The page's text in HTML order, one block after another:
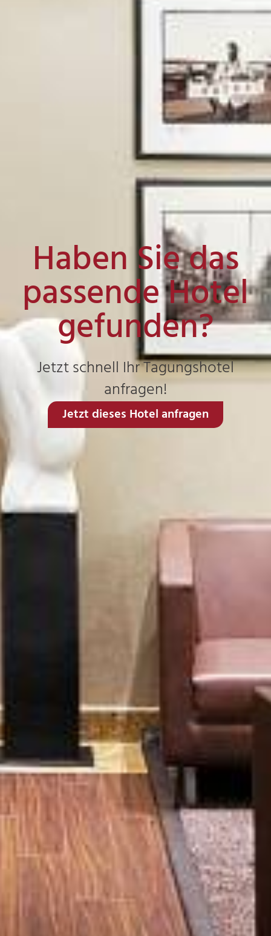
Haben Sie das
passende Hotel
gefunden?
Jetzt schnell Ihr Tagungshotel
anfragen!
Jetzt dieses Hotel anfragen